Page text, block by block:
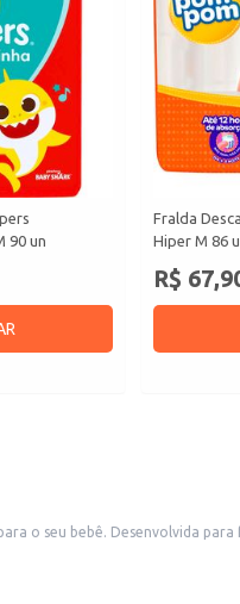
90 un
Fralda
Hiper M 86
R$
o seu bebê. Desenvolvida